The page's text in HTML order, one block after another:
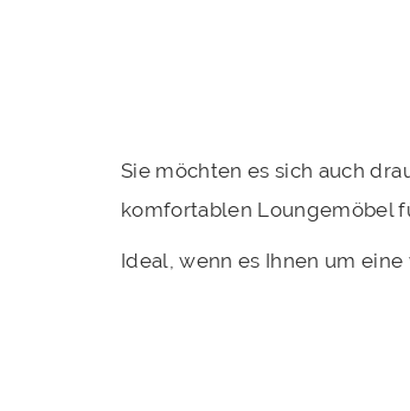
Sie möchten es sich auch
komfortablen Loungemöbel
Ideal, wenn es Ihnen um